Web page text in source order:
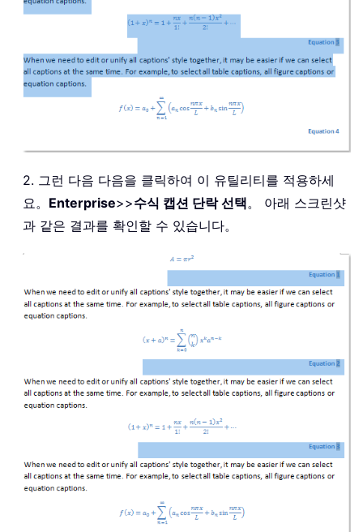
2. 그런 다음 다음을 클릭하여 이 유틸리티를 적용하세
요。 Enterprise>>수식 캡션 단락 선택。 아래 스크린샷
과 같은 결과를 확인할 수 있습니다。